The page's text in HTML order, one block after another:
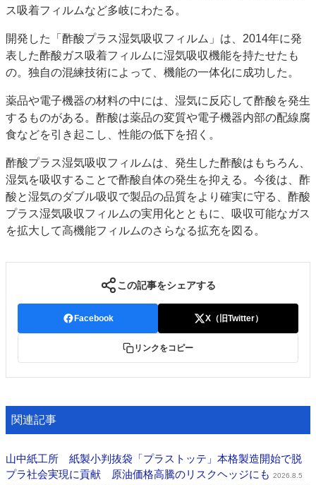
案内
発刊案内
JFPI印刷用語集 印刷機材年鑑
運営
お問い合わせ
ス吸着フィルムなど多岐にわたる。
開発した「酢酸プラス湿気吸収フィルム」は、2014年に発
表した酢酸ガス吸着フィルムに湿気吸収機能を持たせたも
の。独自の混練技術によって、機能の一体化に成功した。
薬品や電子機器の材料の中には、湿気に反応して酢酸を発生
するものがある。酢酸は薬品の変質や電子機器内部の配線腐
食などを引き起こし、性能の低下を招く。
酢酸プラス湿気吸収フィルムは、発生した酢酸はもちろん、
湿気を吸収することで酢酸自体の発生を抑える。今後は、酢
酸と湿気のダブル吸収で製品の品質をより確実に守る、酢酸
プラス湿気吸収フィルムの実用化とともに、吸収可能なガス
を拡大して高機能フィルムのさらなる拡充を図る。
この記事をシェアする
Facebook X（旧Twitter）
リンクをコピー
関連記事
山中紙工所 紙製小判抜袋「プラストッテ」本格製造開始で脱
プラ社会実現に貢献 原油価格高騰のリスクヘッジにも 2026.8.5